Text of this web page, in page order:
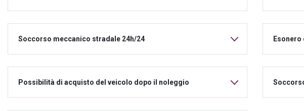
Soccorso meccanico stradale 24h/24 Esonero
Possibilità di acquisto del veicolo dopo il noleggio